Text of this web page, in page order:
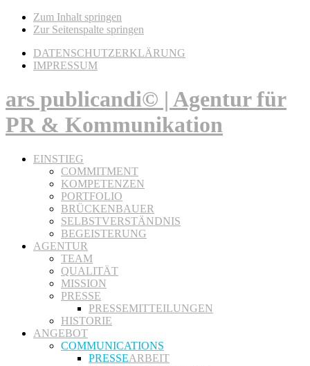
Zum Inhalt springen
Zur Seitenspalte springen
DATENSCHUTZERKLÄRUNG
IMPRESSUM
ars publicandi© | Agentur für
PR & Kommunikation
EINSTIEG
COMMITMENT
KOMPETENZEN
PORTFOLIO
BRÜCKENBAUER
SELBSTVERSTÄNDNIS
BEGEISTERUNG
AGENTUR
TEAM
QUALITÄT
MISSION
PRESSE
PRESSEMITTEILUNGEN
HISTORIE
ANGEBOT
COMMUNICATIONS
PRESSEARBEIT